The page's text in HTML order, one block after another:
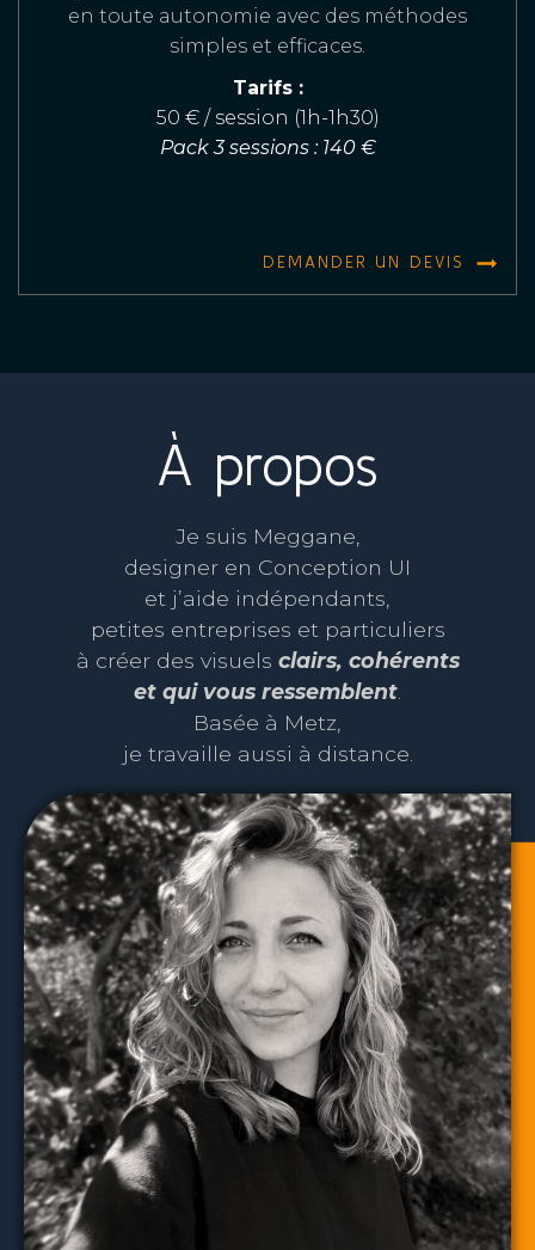
en toute autonomie avec des méthodes
simples et efficaces.
Tarifs :
50 € / session (1h-1h30)
Pack 3 sessions : 140 €
DEMANDER UN DEVIS
À propos
Je suis Meggane,
designer en Conception UI
et j’aide indépendants,
petites entreprises et particuliers
à créer des visuels clairs, cohérents
et qui vous ressemblent.
Basée à Metz,
je travaille aussi à distance.